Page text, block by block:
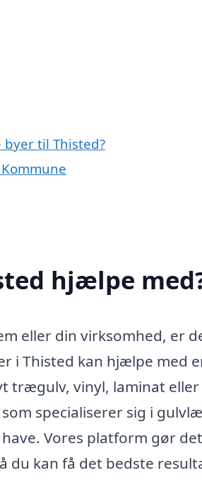
til Thisted?
hjælpe
eller din virksomhed, er
i Thisted kan hjælpe med
trægulv, vinyl, laminat
specialiserer sig i
Vores platform gør
du kan få det bedste